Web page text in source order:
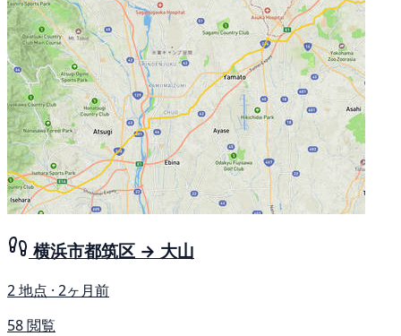
横浜市都筑区 → 大山
2 地点 · 2ヶ月前
58 閲覧